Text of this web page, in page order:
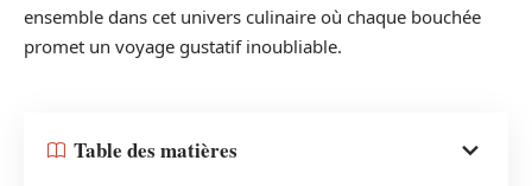
ensemble dans cet univers culinaire où chaque bouchée
promet un voyage gustatif inoubliable.
Table des matières